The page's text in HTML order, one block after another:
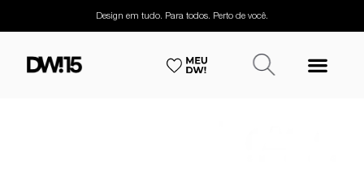
Design em tudo. Para todos. Perto de você.